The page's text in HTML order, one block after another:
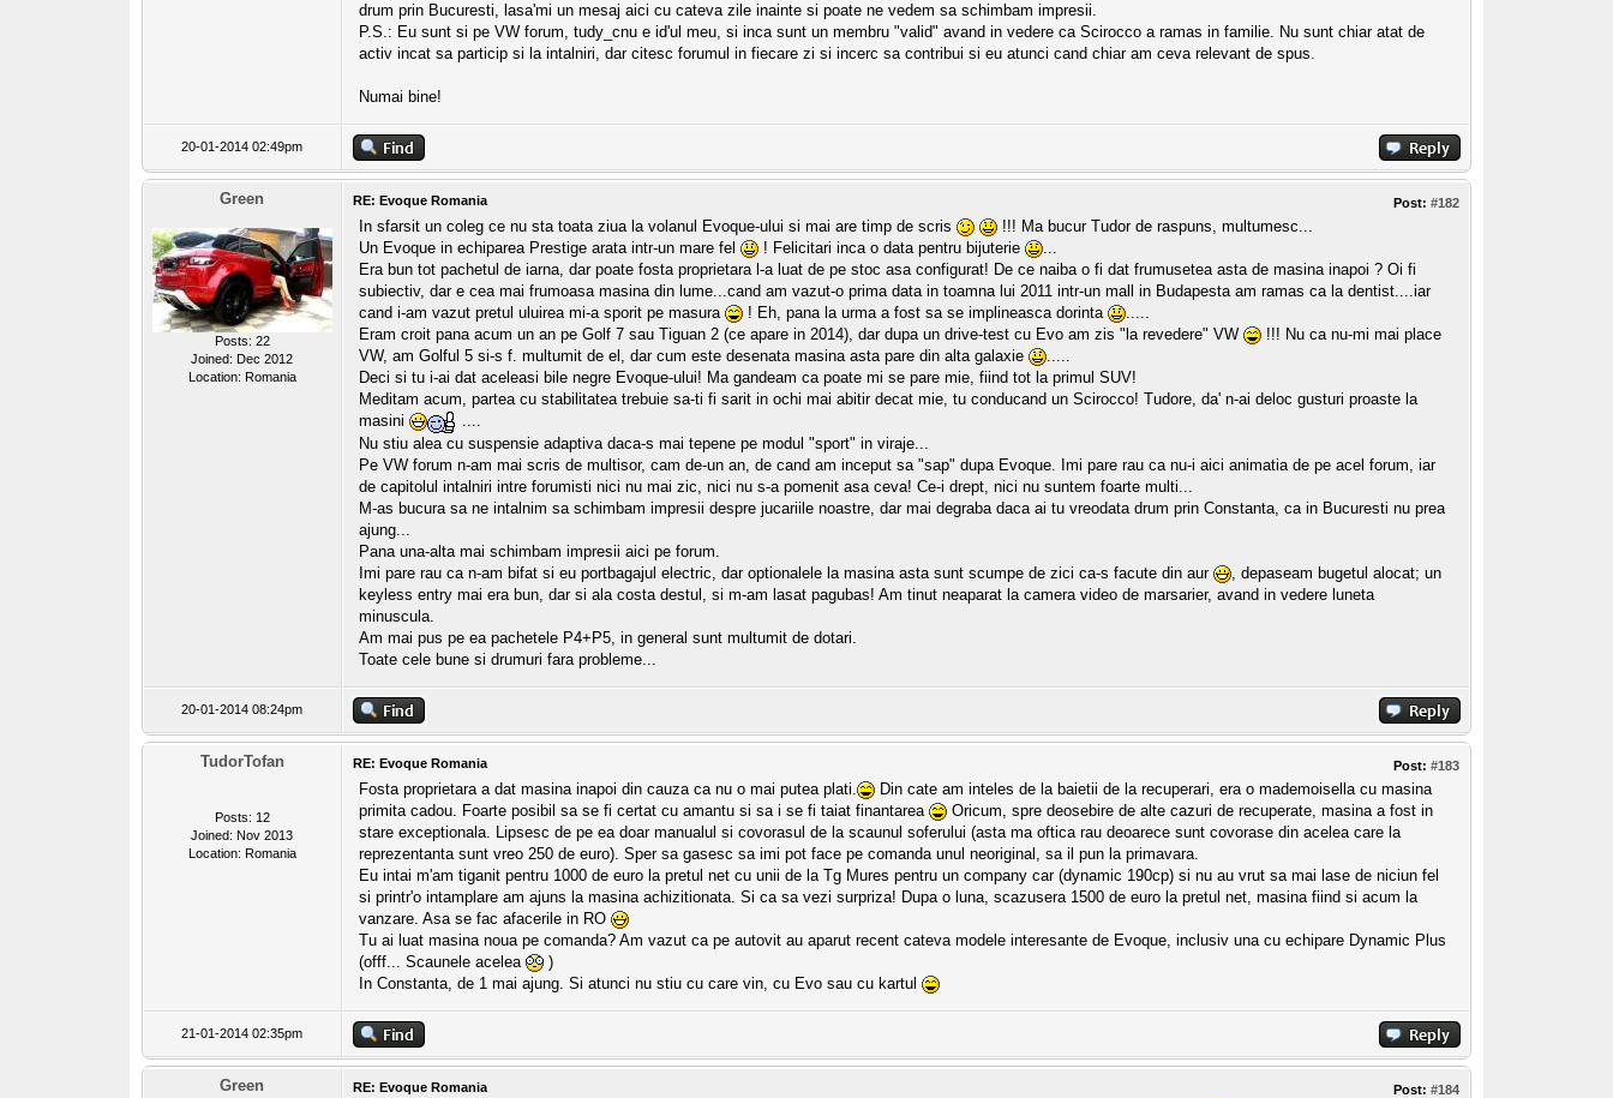
drum prin Bucuresti, lasa'mi un mesaj aici cu cateva zile inainte si poate ne vedem sa schimbam impresii.
P.S.: Eu sunt si pe VW forum, tudy_cnu e id'ul meu, si inca sunt un membru "valid" avand in vedere ca Scirocco a ramas in familie. Nu sunt chiar atat de
activ incat sa particip si la intalniri, dar citesc forumul in fiecare zi si incerc sa contribui si eu atunci cand chiar am ceva relevant de spus.
Numai bine!
20-01-2014 02:49pm
Green
Posts: 22
Joined: Dec 2012
Location: Romania
Post: #182
RE: Evoque Romania
In sfarsit un coleg ce nu sta toata ziua la volanul Evoque-ului si mai are timp de scris
!!! Ma bucur Tudor de raspuns, multumesc...
Un Evoque in echiparea Prestige arata intr-un mare fel
! Felicitari inca o data pentru bijuterie
...
Era bun tot pachetul de iarna, dar poate fosta proprietara l-a luat de pe stoc asa configurat! De ce naiba o fi dat frumusetea asta de masina inapoi ? Oi fi
subiectiv, dar e cea mai frumoasa masina din lume...cand am vazut-o prima data in toamna lui 2011 intr-un mall in Budapesta am ramas ca la dentist....iar
cand i-am vazut pretul uluirea mi-a sporit pe masura
! Eh, pana la urma a fost sa se implineasca dorinta
.....
Eram croit pana acum un an pe Golf 7 sau Tiguan 2 (ce apare in 2014), dar dupa un drive-test cu Evo am zis "la revedere" VW
!!! Nu ca nu-mi mai place
VW, am Golful 5 si-s f. multumit de el, dar cum este desenata masina asta pare din alta galaxie
.....
Deci si tu i-ai dat aceleasi bile negre Evoque-ului! Ma gandeam ca poate mi se pare mie, fiind tot la primul SUV!
Meditam acum, partea cu stabilitatea trebuie sa-ti fi sarit in ochi mai abitir decat mie, tu conducand un Scirocco! Tudore, da' n-ai deloc gusturi proaste la
masini
....
Nu stiu alea cu suspensie adaptiva daca-s mai tepene pe modul "sport" in viraje...
Pe VW forum n-am mai scris de multisor, cam de-un an, de cand am inceput sa "sap" dupa Evoque. Imi pare rau ca nu-i aici animatia de pe acel forum, iar
de capitolul intalniri intre forumisti nici nu mai zic, nici nu s-a pomenit asa ceva! Ce-i drept, nici nu suntem foarte multi...
M-as bucura sa ne intalnim sa schimbam impresii despre jucariile noastre, dar mai degraba daca ai tu vreodata drum prin Constanta, ca in Bucuresti nu prea
ajung...
Pana una-alta mai schimbam impresii aici pe forum.
Imi pare rau ca n-am bifat si eu portbagajul electric, dar optionalele la masina asta sunt scumpe de zici ca-s facute din aur
, depaseam bugetul alocat; un
keyless entry mai era bun, dar si ala costa destul, si m-am lasat pagubas! Am tinut neaparat la camera video de marsarier, avand in vedere luneta
minuscula.
Am mai pus pe ea pachetele P4+P5, in general sunt multumit de dotari.
Toate cele bune si drumuri fara probleme...
20-01-2014 08:24pm
TudorTofan
Posts: 12
Joined: Nov 2013
Location: Romania
Post: #183
RE: Evoque Romania
Fosta proprietara a dat masina inapoi din cauza ca nu o mai putea plati.
Din cate am inteles de la baietii de la recuperari, era o mademoisella cu masina
primita cadou. Foarte posibil sa se fi certat cu amantu si sa i se fi taiat finantarea
Oricum, spre deosebire de alte cazuri de recuperate, masina a fost in
stare exceptionala. Lipsesc de pe ea doar manualul si covorasul de la scaunul soferului (asta ma oftica rau deoarece sunt covorase din acelea care la
reprezentanta sunt vreo 250 de euro). Sper sa gasesc sa imi pot face pe comanda unul neoriginal, sa il pun la primavara.
Eu intai m'am tiganit pentru 1000 de euro la pretul net cu unii de la Tg Mures pentru un company car (dynamic 190cp) si nu au vrut sa mai lase de niciun fel
si printr'o intamplare am ajuns la masina achizitionata. Si ca sa vezi surpriza! Dupa o luna, scazusera 1500 de euro la pretul net, masina fiind si acum la
vanzare. Asa se fac afacerile in RO
Tu ai luat masina noua pe comanda? Am vazut ca pe autovit au aparut recent cateva modele interesante de Evoque, inclusiv una cu echipare Dynamic Plus
(offf... Scaunele acelea
)
In Constanta, de 1 mai ajung. Si atunci nu stiu cu care vin, cu Evo sau cu kartul
21-01-2014 02:35pm
Green Post: #184
RE: Evoque Romania